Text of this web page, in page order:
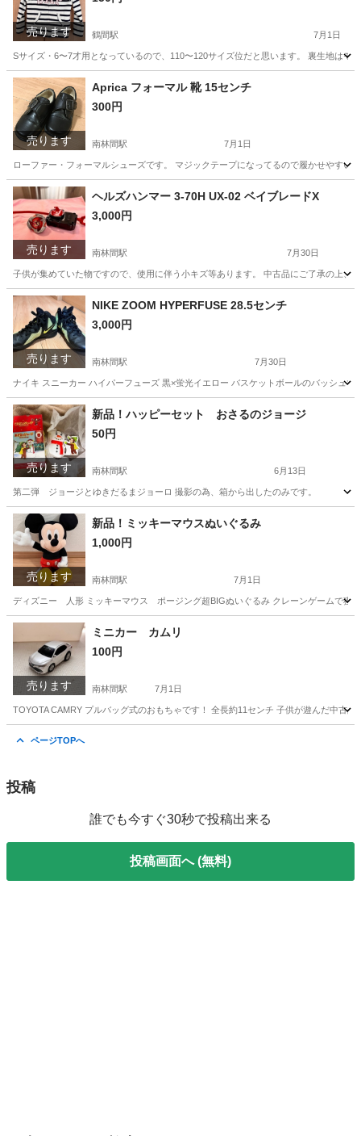
売ります 鶴間駅 7月1日
Sサイズ・6〜7才用となっているので、110〜120サイズ位だと思います。 裏生地は
神奈川 大和市 キッズ用品 モコモコ
売ります
Aprica フォーマル 靴 15センチ
300円
南林間駅 7月1日
ローファー・フォーマルシューズです。 マジックテープになってるので履かせやす
神奈川 大和市 南林間駅 Aprica
売ります
ヘルズハンマー 3-70H UX-02 ベイブレードX
3,000円
南林間駅 7月30日
子供が集めていた物ですので、使用に伴う小キズ等あります。 中古品にご了承の上
神奈川 大和市
売ります
NIKE ZOOM HYPERFUSE 28.5センチ
3,000円
南林間駅 7月30日
ナイキ スニーカー ハイパーフューズ 黒×蛍光イエロー バスケットボールのバッシュ
神奈川 大和市 南林間駅 靴 NIKE
売ります
新品！ハッピーセット おさるのジョージ
50円
南林間駅 6月13日
第二弾 ジョージとゆきだるまジョーロ 撮影の為、箱から出したのみです。
神奈川 大和市 南林間駅 おもちゃ おさるのジョージ
売ります
新品！ミッキーマウスぬいぐるみ
1,000円
南林間駅 7月1日
ディズニー 人形 ミッキーマウス ポージング超BIGぬいぐるみ クレーンゲームで獲
神奈川 大和市 南林間駅 おもちゃ
売ります
ミニカー カムリ
100円
南林間駅 7月1日
TOYOTA CAMRY プルバッグ式のおもちゃです！ 全長約11センチ 子供が遊んだ中古品
ページTOPへ
投稿
誰でも今すぐ30秒で投稿出来る
投稿画面へ (無料)